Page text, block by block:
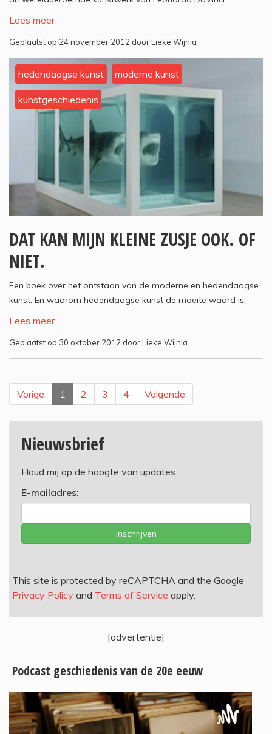
Lees meer
Geplaatst op 24 november 2012 door Lieke Wijnia
hedendaagse kunst moderne kunst
kunstgeschiedenis
DAT KAN MIJN KLEINE ZUSJE OOK. OF
NIET.
Een boek over het ontstaan van de moderne en hedendaagse
kunst. En waarom hedendaagse kunst de moeite waard is.
Lees meer
Geplaatst op 30 oktober 2012 door Lieke Wijnia
Vorige 1 2 3 4 Volgende
Nieuwsbrief
Houd mij op de hoogte van updates
E-mailadres:
Inschrijven
This site is protected by reCAPTCHA and the Google
Privacy Policy and Terms of Service apply.
[advertentie]
Podcast geschiedenis van de 20e eeuw